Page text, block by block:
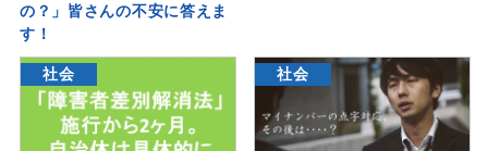
の？」皆さんの不安に答えま
す！
社会 社会